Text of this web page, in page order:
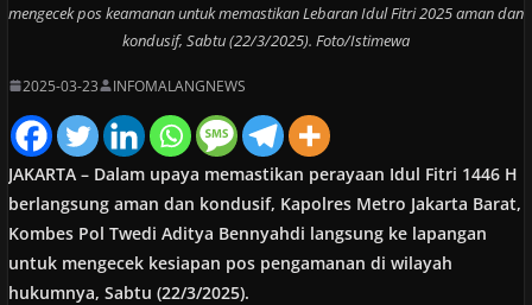
mengecek pos keamanan untuk memastikan Lebaran Idul Fitri 2025 aman dan
kondusif, Sabtu (22/3/2025). Foto/Istimewa
2025-03-23 INFOMALANGNEWS
JAKARTA – Dalam upaya memastikan perayaan Idul Fitri 1446 H
berlangsung aman dan kondusif, Kapolres Metro Jakarta Barat,
Kombes Pol Twedi Aditya Bennyahdi langsung ke lapangan
untuk mengecek kesiapan pos pengamanan di wilayah
hukumnya, Sabtu (22/3/2025).